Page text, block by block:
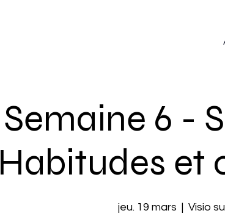
Semaine 6 -
Habitudes et
jeu. 19 mars
  |
Visio